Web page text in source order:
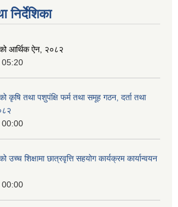
आर्थिक ऐन, २०८२
कृषि तथा पशुपंक्षि फर्म तथा समूह गठन, दर्ता तथा
उच्च शिक्षामा छात्रवृत्ति सहयोग कार्यक्रम कार्यान्वयन